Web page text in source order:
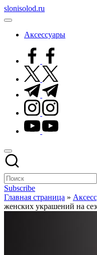
Перейти
к
slonisolod.ru
Аксессуары
facebook.com
twitter.com
t.me
instagram.com
youtube.com
Subscribe
Главная страница »
женских украшений на